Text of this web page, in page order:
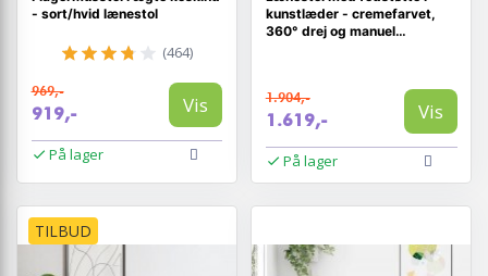
- sort/hvid lænestol
(464)
969,-
919,- Vis
På lager
kunstlæder - cremefarvet,
360° drej og manuel
1.904,-
1.619,- Vis
På lager
TILBUD